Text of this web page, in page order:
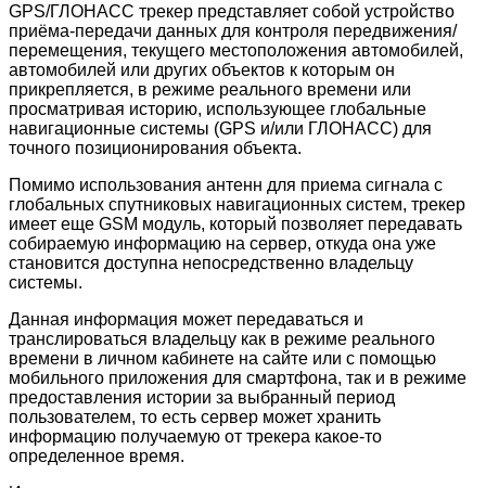
GPS/ГЛОНАСС трекер представляет собой устройство
приёма-передачи данных для контроля передвижения/
перемещения, текущего местоположения автомобилей,
автомобилей или других объектов к которым он
прикрепляется, в режиме реального времени или
просматривая историю, использующее глобальные
навигационные системы (GPS и/или ГЛОНАСС) для
точного позиционирования объекта.
Помимо использования антенн для приема сигнала с
глобальных спутниковых навигационных систем, трекер
имеет еще GSM модуль, который позволяет передавать
собираемую информацию на сервер, откуда она уже
становится доступна непосредственно владельцу
системы.
Данная информация может передаваться и
транслироваться владельцу как в режиме реального
времени в личном кабинете на сайте или с помощью
мобильного приложения для смартфона, так и в режиме
предоставления истории за выбранный период
пользователем, то есть сервер может хранить
информацию получаемую от трекера какое-то
определенное время.